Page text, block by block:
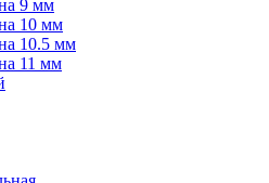
9 мм
10 мм
10.5 мм
11 мм